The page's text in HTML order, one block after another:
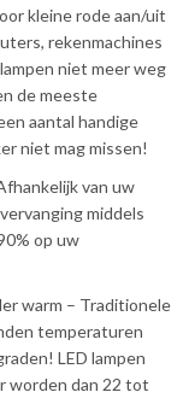
kleine rode aan/uit
rekenmachines
niet meer weg
de meeste
aantal handige
niet mag missen!
van uw
middels
op uw
warm – Traditionele
temperaturen
LED lampen
worden dan 22 tot